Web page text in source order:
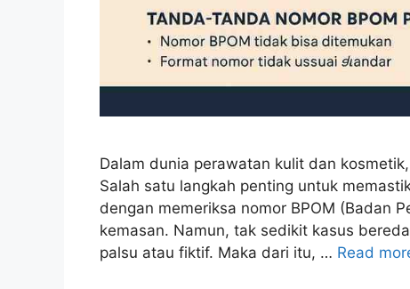
Dalam dunia perawatan kulit dan
Salah satu langkah penting untuk
dengan memeriksa nomor BPOM (Badan
kemasan. Namun, tak sedikit kasus
palsu atau fiktif. Maka dari itu, … Read